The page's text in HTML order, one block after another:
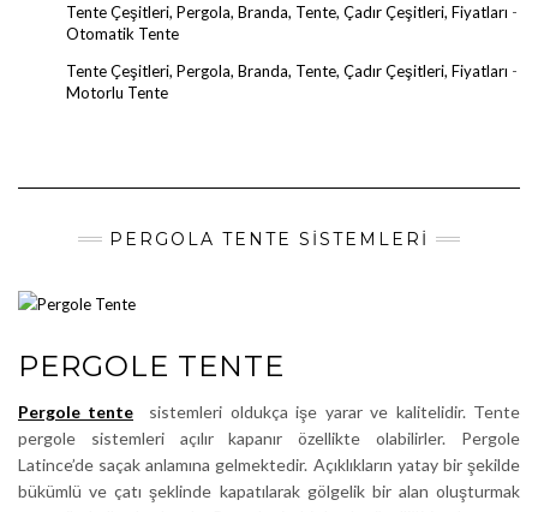
Tente Çeşitleri, Pergola, Branda, Tente, Çadır Çeşitleri, Fiyatları -
Otomatik Tente
Tente Çeşitleri, Pergola, Branda, Tente, Çadır Çeşitleri, Fiyatları -
Motorlu Tente
PERGOLA TENTE SISTEMLERI
PERGOLE TENTE
Pergole tente
sistemleri oldukça işe yarar ve kalitelidir. Tente
pergole sistemleri açılır kapanır özellikte olabilirler. Pergole
Latince’de saçak anlamına gelmektedir. Açıklıkların yatay bir şekilde
bükümlü ve çatı şeklinde kapatılarak gölgelik bir alan oluşturmak